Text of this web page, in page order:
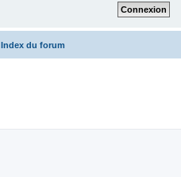
Index du forum